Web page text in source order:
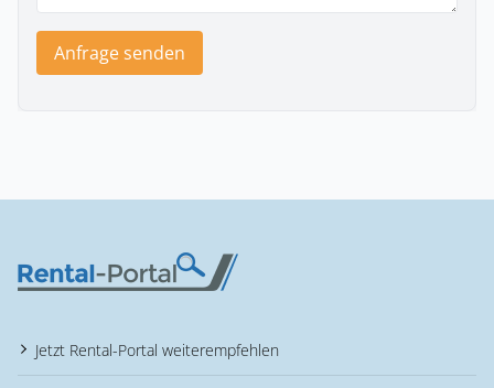
Anfrage senden
Jetzt Rental-Portal weiterempfehlen